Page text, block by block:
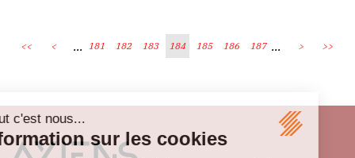
<< < ... 181 182 183 184 185 186 187 ... > >>